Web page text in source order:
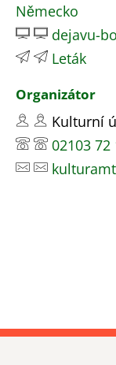
Německo
dejavu-
Leták
Organizátor
Kulturní
02103 72